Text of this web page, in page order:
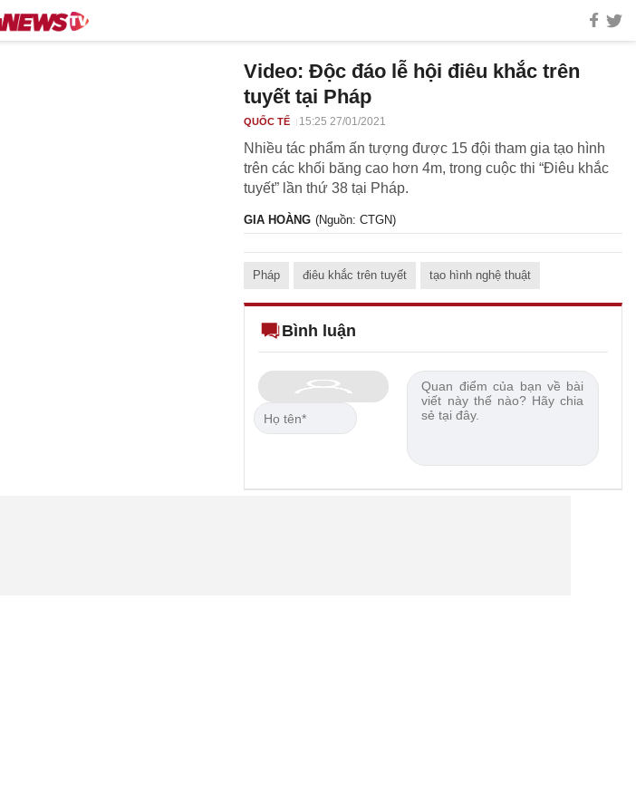
Video: Độc đáo lễ hội điêu khắc trên
tuyết tại Pháp
QUỐC TẾ 15:25 27/01/2021
Nhiều tác phẩm ấn tượng được 15 đội tham gia tạo hình
trên các khối băng cao hơn 4m, trong cuộc thi “Điêu khắc
tuyết” lần thứ 38 tại Pháp.
GIA HOÀNG (Nguồn: CTGN)
Pháp điêu khắc trên tuyết tạo hình nghệ thuật
Bình luận